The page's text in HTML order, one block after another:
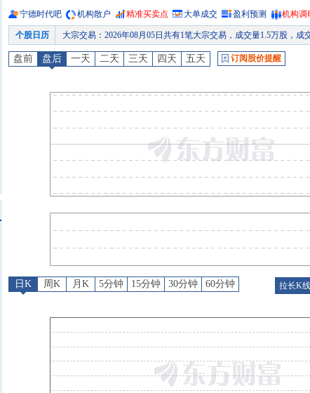
宁德时代吧 机构散户 精准买卖点 大单成交 盈利预测 机构调
个股日历 大宗交易 ： 2026年08月05日共有1笔大宗交易，成交量1.5万股，成
分红：2026年08月04日公布2026年年报分红，股权登记日：2026年08月07日；除权除息日：2026年08月10日；分配方案：
大宗交易：2026年07月31日共有1笔大宗交易，成交量1万股，成交
公告：2026年07月30日发布《宁德时代:关于回购股份事项前十名股东和前十名无限售条
股东大会：于2026-08-12召开2026年第一次临时股东大会
公告：2026年08月06日发布《宁德时代:H股公告(截至2026年7月31日止股份发行
研报：2026年08月06日发布《公司动态研究：电船拓展应用空间，回购
盘前 盘后 一天 二天 三天 四天 五天 订阅股价提醒
日K 周K 月K 5分钟 15分钟 30分钟 60分钟 拉长K线